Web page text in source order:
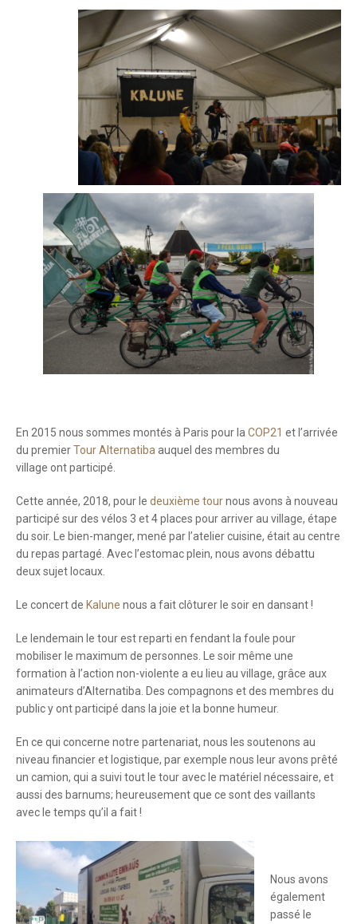
En 2015 nous sommes montés à Paris pour la COP21 et l’arrivée
du premierTourAlternatiba auquel des membres du
village ont participé.
Cette année, 2018, pour le deuxième tournous avons à nouveau
participé sur des vélos 3 et 4 places pour arriver au village, étape
du soir. Le bien-manger, mené par l’atelier cuisine, était au centre
du repas partagé. Avec l’estomac plein, nous avons débattu
deux sujet locaux.
Le concert de Kalune nous a fait clôturer le soir en dansant !
Le lendemain le tour est reparti en fendant la foule pour
mobiliser le maximum de personnes. Le soir même une
formation à l’action non-violente a eu lieu au village, grâce aux
animateurs d’Alternatiba. Des compagnons et des membres du
public y ont participé dans la joie et la bonne humeur.
En ce qui concerne notre partenariat, nous les soutenons au
niveau financier et logistique, par exemple nous leur avons prêté
un camion, qui a suivi tout le tour avec le matériel nécessaire, et
aussi des barnums; heureusement que ce sont des vaillants
avec le temps qu’il a fait !
Nous avons
également
passé le